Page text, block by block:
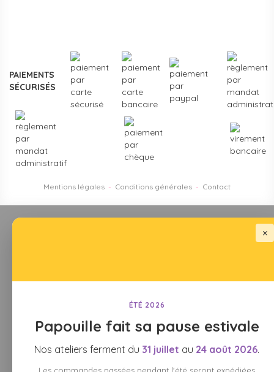
ou un renouvellement de matériel.
PAIEMENTS
SÉCURISÉS
Mentions légales - Conditions générales - Contact
×
ÉTÉ 2026
Papouille fait sa pause estivale
Nos ateliers ferment du 31 juillet au 24 août 2026.